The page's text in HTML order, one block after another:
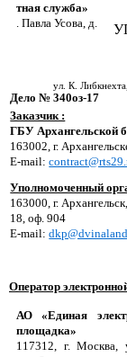
тная служба»
. Павла Усова, д.
ул. К.
Дело № 340оз-17
Заказчик :
ГБУ Архангельской
163002, г.
E-mail:
Уполномоченный
163000, г.
18, оф. 904
E-mail:
Оператор
АО «Единая
площадка»
117312, г. Москва,